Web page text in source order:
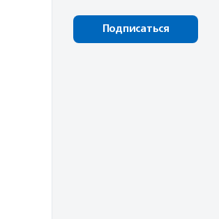
Подписаться